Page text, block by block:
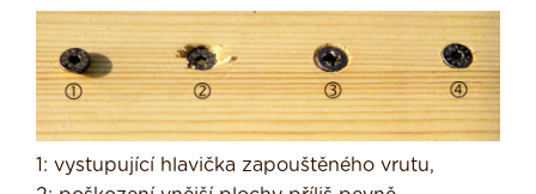
1: vystupující hlavička zapouštěného vrutu,